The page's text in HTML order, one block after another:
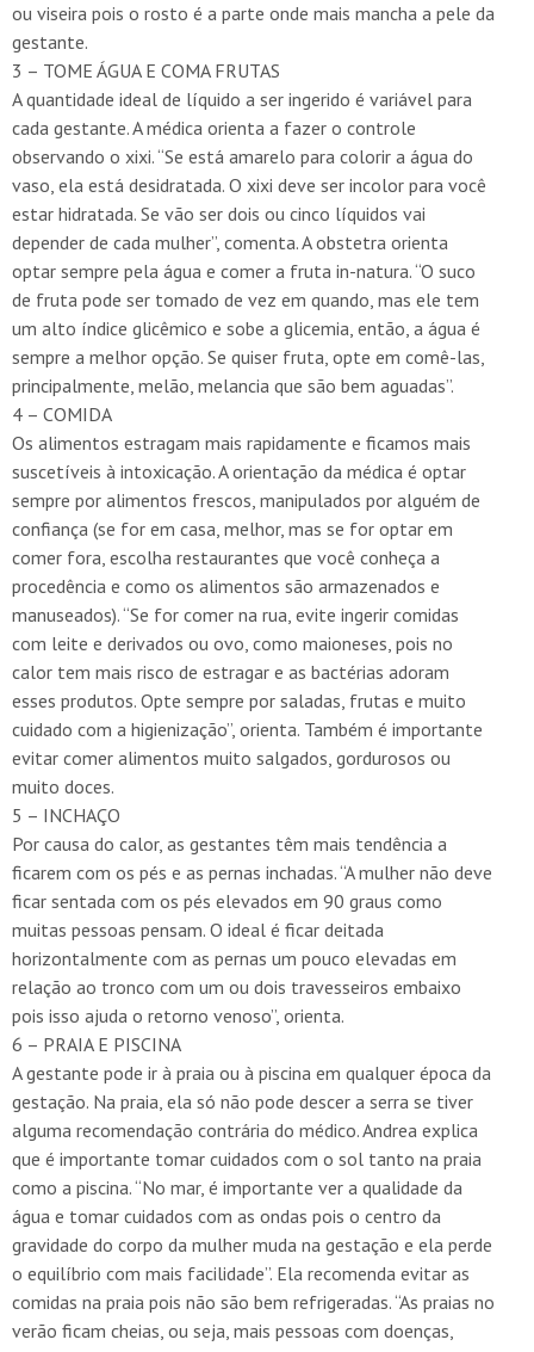
ou viseira pois o rosto é a parte onde mais mancha a pele da
gestante.
3 – TOME ÁGUA E COMA FRUTAS
A quantidade ideal de líquido a ser ingerido é variável para
cada gestante. A médica orienta a fazer o controle
observando o xixi. “Se está amarelo para colorir a água do
vaso, ela está desidratada. O xixi deve ser incolor para você
estar hidratada. Se vão ser dois ou cinco líquidos vai
depender de cada mulher”, comenta. A obstetra orienta
optar sempre pela água e comer a fruta in-natura. “O suco
de fruta pode ser tomado de vez em quando, mas ele tem
um alto índice glicêmico e sobe a glicemia, então, a água é
sempre a melhor opção. Se quiser fruta, opte em comê-las,
principalmente, melão, melancia que são bem aguadas”.
4 – COMIDA
Os alimentos estragam mais rapidamente e ficamos mais
suscetíveis à intoxicação. A orientação da médica é optar
sempre por alimentos frescos, manipulados por alguém de
confiança (se for em casa, melhor, mas se for optar em
comer fora, escolha restaurantes que você conheça a
procedência e como os alimentos são armazenados e
manuseados). “Se for comer na rua, evite ingerir comidas
com leite e derivados ou ovo, como maioneses, pois no
calor tem mais risco de estragar e as bactérias adoram
esses produtos. Opte sempre por saladas, frutas e muito
cuidado com a higienização”, orienta. Também é importante
evitar comer alimentos muito salgados, gordurosos ou
muito doces.
5 – INCHAÇO
Por causa do calor, as gestantes têm mais tendência a
ficarem com os pés e as pernas inchadas. “A mulher não deve
ficar sentada com os pés elevados em 90 graus como
muitas pessoas pensam. O ideal é ficar deitada
horizontalmente com as pernas um pouco elevadas em
relação ao tronco com um ou dois travesseiros embaixo
pois isso ajuda o retorno venoso”, orienta.
6 – PRAIA E PISCINA
A gestante pode ir à praia ou à piscina em qualquer época da
gestação. Na praia, ela só não pode descer a serra se tiver
alguma recomendação contrária do médico. Andrea explica
que é importante tomar cuidados com o sol tanto na praia
como a piscina. “No mar, é importante ver a qualidade da
água e tomar cuidados com as ondas pois o centro da
gravidade do corpo da mulher muda na gestação e ela perde
o equilíbrio com mais facilidade”. Ela recomenda evitar as
comidas na praia pois não são bem refrigeradas. “As praias no
verão ficam cheias, ou seja, mais pessoas com doenças,